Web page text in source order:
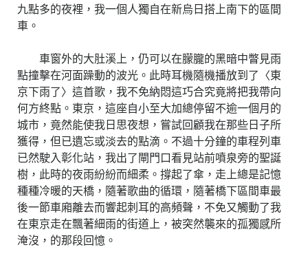
九點多的夜裡，我一個人獨自在新烏日搭上南下的區間
車。
車窗外的大肚溪上，仍可以在朦朧的黑暗中瞥見雨
點撞擊在河面躁動的波光。此時耳機隨機播放到了〈東
京下雨了〉這首歌，我不免納悶這巧合究竟將把我帶向
何方終點。東京，這座自小至大加總停留不逾一個月的
城市，竟然能使我日思夜想，嘗試回顧我在那些日子所
獲得，但已遺忘或淡去的點滴。不過十分鐘的車程列車
已然駛入彰化站，我出了閘門口看見站前噴泉旁的聖誕
樹，此時的夜雨紛紛而細柔。撐起了傘，走上總是記憶
種種冷暖的天橋，隨著歌曲的循環，隨著橋下區間車最
後一節車廂離去而響起刺耳的高頻聲，不免又觸動了我
在東京走在飄著細雨的街道上，被突然襲來的孤獨感所
淹沒，的那段回憶。